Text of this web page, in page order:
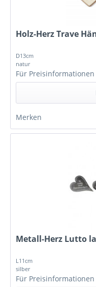
Holz-Herz Trave
D13cm
natur
Für
Merken
Metall-Herz Lutto
L11cm
silber
Für